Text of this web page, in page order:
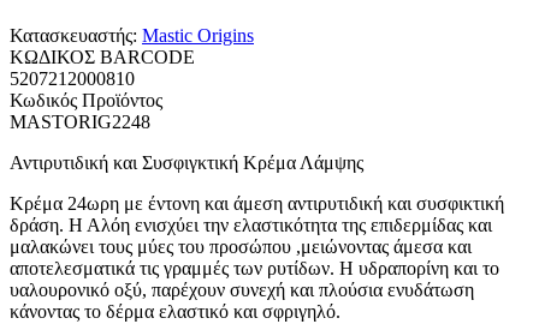
Κατασκευαστής: Mastic Origins
ΚΩΔΙΚΟΣ BARCODE
5207212000810
Κωδικός Προϊόντος
MASTORIG2248
Αντιρυτιδική και Συσφιγκτική Κρέμα Λάμψης
Κρέμα 24ωρη με έντονη και άμεση αντιρυτιδική και συσφικτική
δράση. Η Αλόη ενισχύει την ελαστικότητα της επιδερμίδας και
μαλακώνει τους μύες του προσώπου ,μειώνοντας άμεσα και
αποτελεσματικά τις γραμμές των ρυτίδων. Η υδραπορίνη και το
υαλουρονικό οξύ, παρέχουν συνεχή και πλούσια ενυδάτωση
κάνοντας το δέρμα ελαστικό και σφριγηλό.